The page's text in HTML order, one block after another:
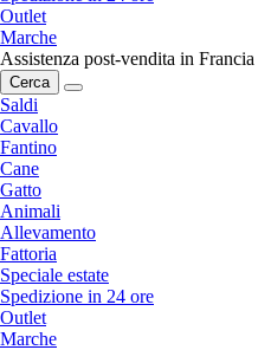
Outlet
Marche
Assistenza post-vendita in Francia
Cerca
Saldi
Cavallo
Fantino
Cane
Gatto
Animali
Allevamento
Fattoria
Speciale estate
Spedizione in 24 ore
Outlet
Marche